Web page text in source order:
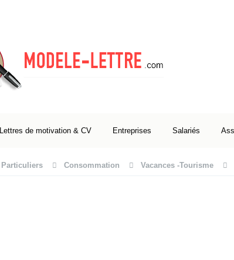
Lettres de motivation & CV Entreprises Salariés
Particuliers Consommation Vacances -Tourisme